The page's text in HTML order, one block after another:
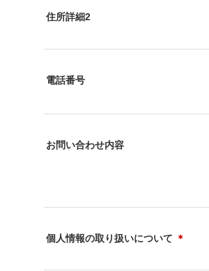
住所詳細2
電話番号
お問い合わせ内容
個人情報の取り扱いについて ＊